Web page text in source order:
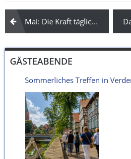
Beitragsnavigation
Mai: Die Kraft täglicher Rituale
GÄSTEABENDE
Sommerliches Treffen in